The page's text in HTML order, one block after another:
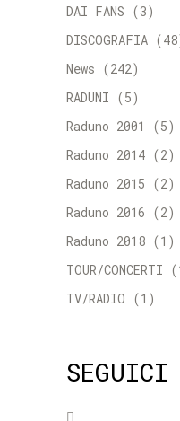
DAI FANS (3)
DISCOGRAFIA
News (242)
RADUNI (5)
Raduno 2001
(5)
Raduno 2014 (2)
Raduno 2015 (2)
Raduno 2016 (2)
Raduno 2018 (1)
TOUR/CONCERTI
TV/RADIO (1)
SEGUICI